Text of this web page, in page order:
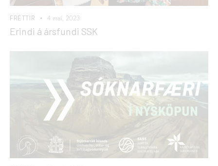
FRÉTTIR 4 maí, 2023
Erindi á ársfundi SSK